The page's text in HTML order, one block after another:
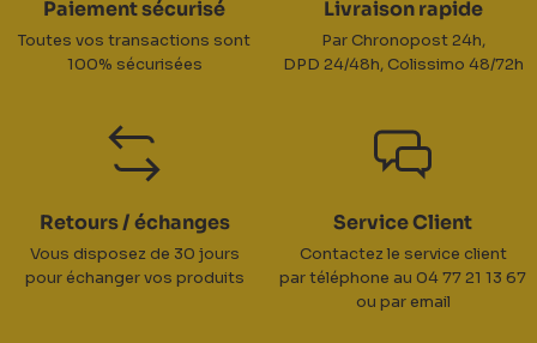
Paiement sécurisé
Toutes vos transactions sont
100% sécurisées
Livraison rapide
Par Chronopost 24h,
DPD 24/48h, Colissimo 48/72h
Retours / échanges
Vous disposez de 30 jours
pour échanger vos produits
Service Client
Contactez le service client
par téléphone au 04 77 21 13 67
ou par email